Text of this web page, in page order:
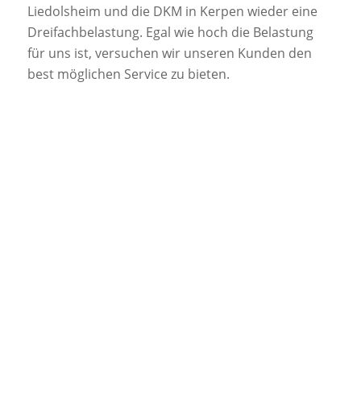
Liedolsheim und die DKM in Kerpen wieder eine
Dreifachbelastung. Egal wie hoch die Belastung
für uns ist, versuchen wir unseren Kunden den
best möglichen Service zu bieten.